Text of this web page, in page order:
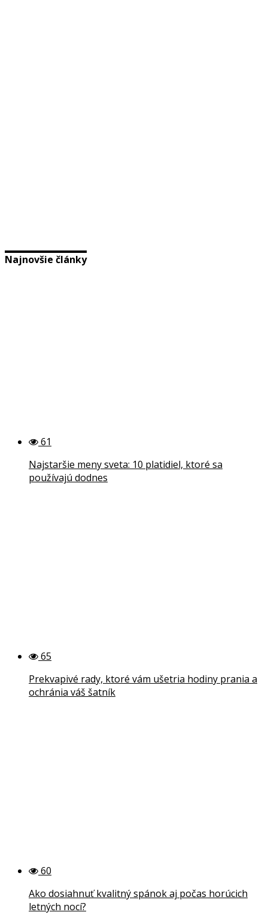
Najnovšie články
61
Najstaršie meny sveta: 10 platidiel, ktoré sa
používajú dodnes
65
Prekvapivé rady, ktoré vám ušetria hodiny prania a
ochránia váš šatník
60
Ako dosiahnuť kvalitný spánok aj počas horúcich
letných nocí?